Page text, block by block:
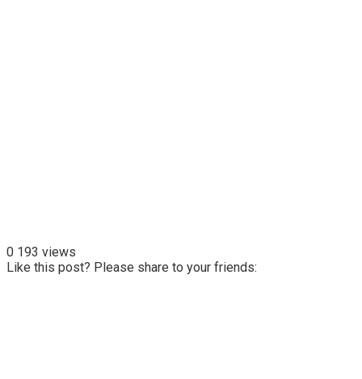
0 193 views
Like this post? Please share to your friends: